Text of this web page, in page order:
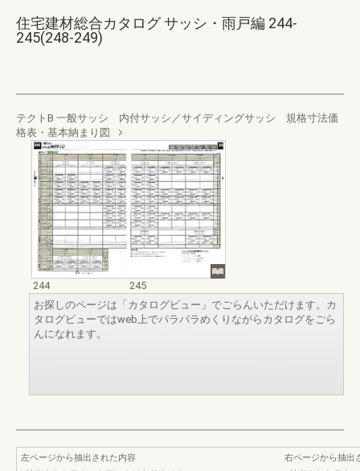
住宅建材総合カタログ サッシ・雨戸編 244-
245(248-249)
テクトB 一般サッシ 内付サッシ／サイディングサッシ 規格寸法価
格表・基本納まり図
244
245
お探しのページは「カタログビュー」でごらんいただけます。カ
タログビューではweb上でパラパラめくりながらカタログをごら
んになれます。
左ページから抽出された内容
右ページから抽出